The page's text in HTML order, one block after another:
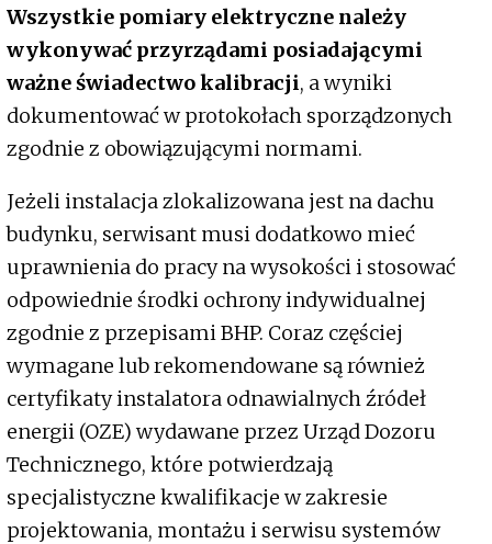
Wszystkie pomiary elektryczne należy
wykonywać przyrządami posiadającymi
ważne świadectwo kalibracji, a wyniki
dokumentować w protokołach sporządzonych
zgodnie z obowiązującymi normami.
Jeżeli instalacja zlokalizowana jest na dachu
budynku, serwisant musi dodatkowo mieć
uprawnienia do pracy na wysokości i stosować
odpowiednie środki ochrony indywidualnej
zgodnie z przepisami BHP. Coraz częściej
wymagane lub rekomendowane są również
certyfikaty instalatora odnawialnych źródeł
energii (OZE) wydawane przez Urząd Dozoru
Technicznego, które potwierdzają
specjalistyczne kwalifikacje w zakresie
projektowania, montażu i serwisu systemów